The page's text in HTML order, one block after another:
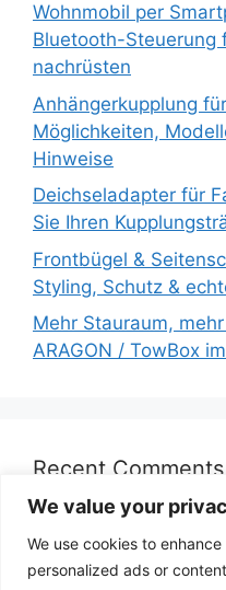
We value your
We use cookies to
personalized ads or
Wohnmobil per
Bluetooth-Steuerung
nachrüsten
Anhängerkupplung
Möglichkeiten,
Hinweise
Deichseladapter für
Sie Ihren
Frontbügel &
Styling, Schutz &
Mehr Stauraum,
ARAGON / TowBox
Recent Comments